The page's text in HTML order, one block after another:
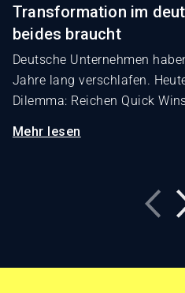
Transformation im
beides braucht
Deutsche Unternehmen
Jahre lang verschlafen.
Dilemma: Reichen Quick
Mehr lesen